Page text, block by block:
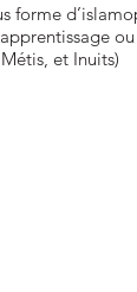
forme
et Inuits)